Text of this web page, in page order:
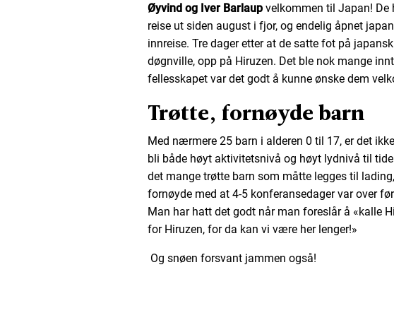
Øyvind og Iver Barlaupvelkommen til Japan! De
reise ut siden august i fjor, og endelig åpnet
innreise. Tre dager etter at de satte fot på
døgnville, opp på Hiruzen. Det ble nok mange
fellesskapet var det godt å kunne ønske dem
Trøtte, fornøyde barn
Med nærmere 25 barn i alderen 0 til 17, er det
bli både høyt aktivitetsnivå og høyt lydnivå til
det mange trøtte barn som måtte legges til
fornøyde med at 4-5 konferansedager var over
Man har hatt det godt når man foreslår å «kalle
for Hiruzen, for da kan vi være her lenger!»
Og snøen forsvant jammen også!